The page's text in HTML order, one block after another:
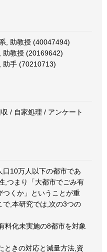
, 助教授 (40047494)
助教授 (20169642)
助手 (70210713)
/ 自家処理 / アンケート
口10万人以下の都市であ
,つまり「大都市でごみ有
くか」ということが重
で,本研究では,次の3つの
料化未実施の8都市を対象
ときの対応と減量方法,資